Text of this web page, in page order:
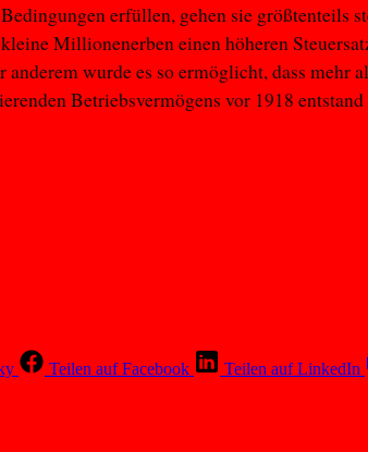
erfüllen, gehen sie größtenteils
Millionenerben einen höheren
anderem wurde es so ermöglicht, dass mehr
Betriebsvermögens vor 1918
Teilen auf Facebook Teilen auf LinkedIn